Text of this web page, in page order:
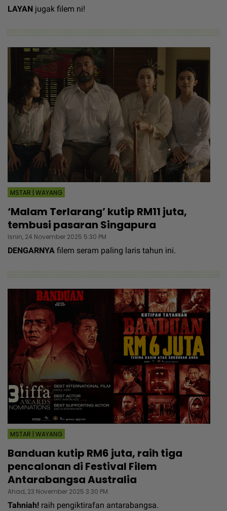
LAYAN jugak filem ni!
MSTAR | WAYANG
‘Malam Terlarang’ kutip RM11 juta,
tembusi pasaran Singapura
Isnin, 24 November 2025 5:30 PM
DENGARNYA filem seram paling laris tahun ini.
MSTAR | WAYANG
Banduan kutip RM6 juta, raih tiga
pencalonan di Festival Filem
Antarabangsa Australia
Ahad, 23 November 2025 3:30 PM
Tahniah! raih pengiktirafan antarabangsa.